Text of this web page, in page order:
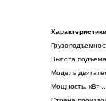
Характеристики
Высота
Модель
Мощность,